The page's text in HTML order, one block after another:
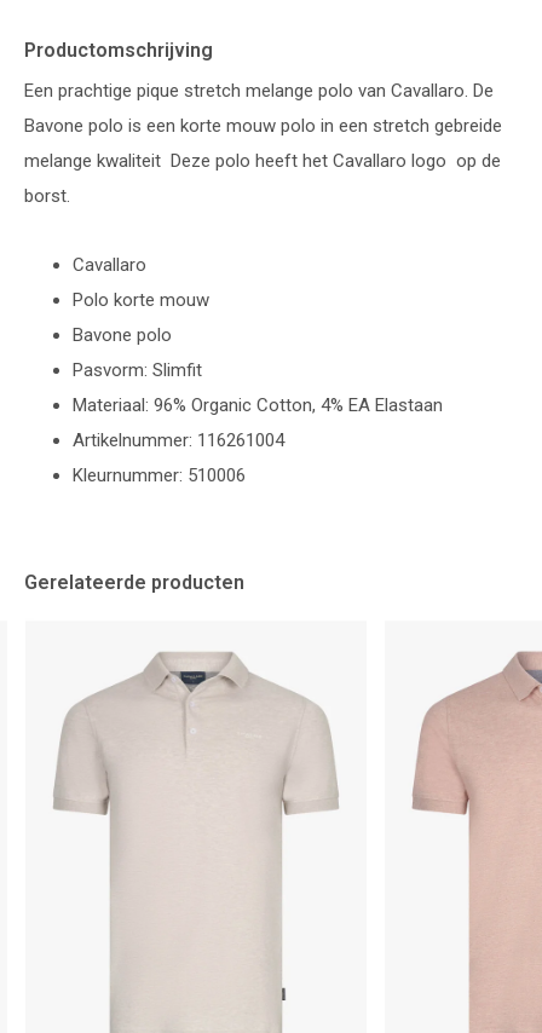
Productomschrijving
Een prachtige pique stretch melange polo van Cavallaro. De
Bavone polo is een korte mouw polo in een stretch gebreide
melange kwaliteit Deze polo heeft het Cavallaro logo op de
borst.
Cavallaro
Polo korte mouw
Bavone polo
Pasvorm: Slimfit
Materiaal: 96% Organic Cotton, 4% EA Elastaan
Artikelnummer: 116261004
Kleurnummer: 510006
Gerelateerde producten